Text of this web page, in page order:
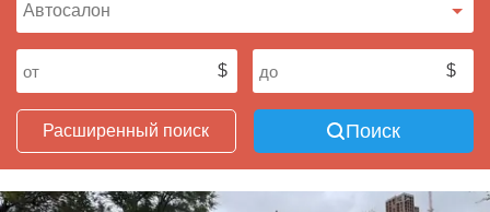
Расширенный поиск Поиск